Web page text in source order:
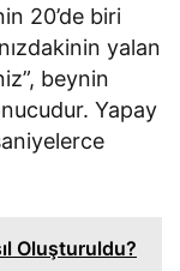
20’de biri
yalan
beynin
Yapay
Oluşturuldu?